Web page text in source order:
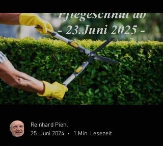
Reinhard Piehl
25. Juni 2024
1 Min. Lesezeit